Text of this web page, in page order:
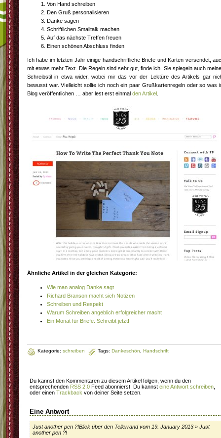
Von Hand schreiben
Den Gruß personalisieren
Danke sagen
Schriftlichen Smalltalk machen
Auf das nächste Treffen freuen
Einen schönen Abschluss finden
Ich habe im letzten Jahr einige handschriftliche Briefe und Karten versendet,
mit etwas mehr Text. Die Regeln sind sehr gut, finde ich. Sie spiegeln auch
Schreibstil in etwa wider, wobei mir das vor der Lektüre des Artikels gar
bewusst war. VIelleicht sollte ich noch ein paar Grußkartenregeln oder so was
Blog veröffentlichen … aber lest erst einmal den Artikel
Ähnliche Artikel in der gleichen Kategorie:
Wie man analog Danke sagt
Richard Branson macht sich Notizen
Schreiben und Respekt
Warum Schreiben angeblich erfolgreicher macht
Ein Monat für Briefe. Schreibt jetzt!
Kategorie: schreiben Tags: Dankeschön Handschrift
Du kannst den Kommentaren zu diesem Artikel folgen, wenn du den
entsprechenden RSS 2.0 Feed abonnierst. Du kannst eine Antwort schreiben
oder einen Trackback von deiner Seite setzen.
Eine Antwort
Just another pen ?!Blick über den Tellerrand vom 19. January 2013 » Just
another pen ?!